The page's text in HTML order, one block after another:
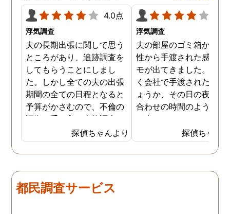
4.0点
浮気調査
夫の長期出張に関して思う
ところがあり、追跡調査を
してもらうことにしまし
た。しかし全ての夫の出張
期間の全ての日程となると
予算がかさむので、不倫の
証拠が手に入り次第調査を
打ち切ってもらう契約にし
ました。調査初日、その日
は夫は本当に仕事をしてい
目、夫は仕事を休みにして
おり、出張先で女性と1日
探偵ちゃんより
浮気調査
夫の部屋のゴミ箱から、
性から手渡された感じの
モが出てきました。おそ
く会社で手渡されたので
ょうか、その日の夜の待
合わせの時間のようなも
が書かれていました。こ
時になんとなく嫌な予感
したので、夫の身辺調査
会社での過ごし方を探偵
探偵に夫の会社の場所を
探偵ちゃん
都民調査サービス